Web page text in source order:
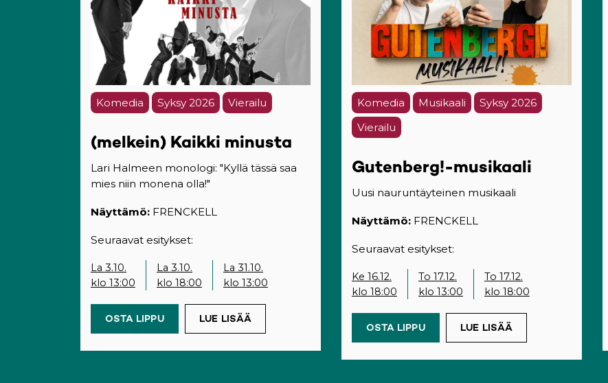
Komedia Syksy 2026 Vierailu
(melkein) Kaikki minusta
Lari Halmeen monologi: "Kyllä tässä saa
mies niin monena olla!"
Näyttämö: FRENCKELL
Seuraavat esitykset:
La 3.10.
klo 13:00
La 3.10.
klo 18:00
La 31.10.
klo 13:00
OSTA LIPPU(OPENS IN A NEW TAB)
LUE LISÄÄ
Komedia Musikaali
Syksy 2026
Vierailu
Gutenberg!-musikaali
Uusi nauruntäyteinen musikaali
Näyttämö: FRENCKELL
Seuraavat esitykset:
Ke 16.12.
klo 18:00
To 17.12.
klo 13:00
To 17.12.
klo 18:00
OSTA LIPPU(OPENS IN A NEW TAB)
LUE LISÄÄ